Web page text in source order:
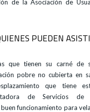
de la Asociación de
PUEDEN
que tienen su carné de
pobre no cubierta en
que tiene
de Servicios
funcionamiento para